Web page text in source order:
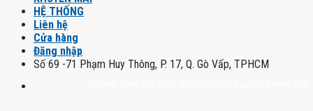
HỆ THỐNG
Liên hệ
Cửa hàng
Đăng nhập
Số 69 -71 Phạm Huy Thông, P. 17, Q. Gò Vấp, TPHCM